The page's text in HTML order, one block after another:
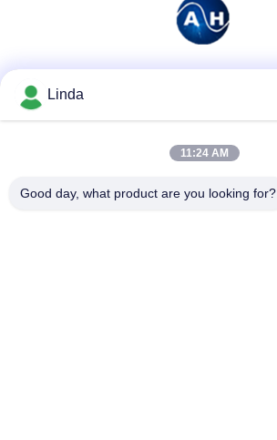
Linda
11:24 AM
Good day, what product are you looking for?